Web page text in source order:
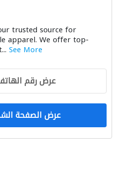
trusted source for
apparel. We offer top-
See More
عرض رقم
عرض الصفحة